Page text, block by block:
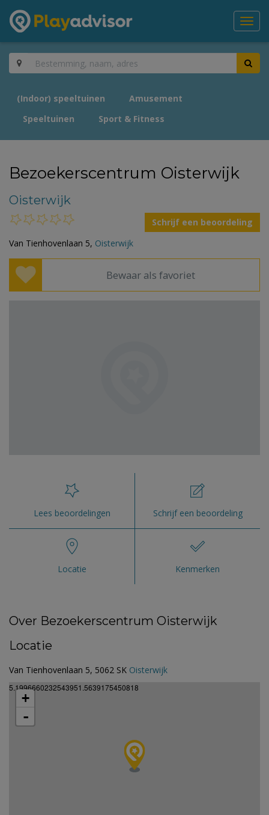
(Indoor) speeltuinen
Amusement
Speeltuinen
Sport & Fitness
Bezoekerscentrum Oisterwijk
Oisterwijk
Schrijf een beoordeling
Van Tienhovenlaan 5, Oisterwijk
Bewaar als favoriet
Lees beoordelingen Schrijf een beoordeling
Locatie Kenmerken
Over Bezoekerscentrum Oisterwijk
Locatie
Van Tienhovenlaan 5, 5062 SK Oisterwijk
5.1996660232543951.5639175450818
+
-